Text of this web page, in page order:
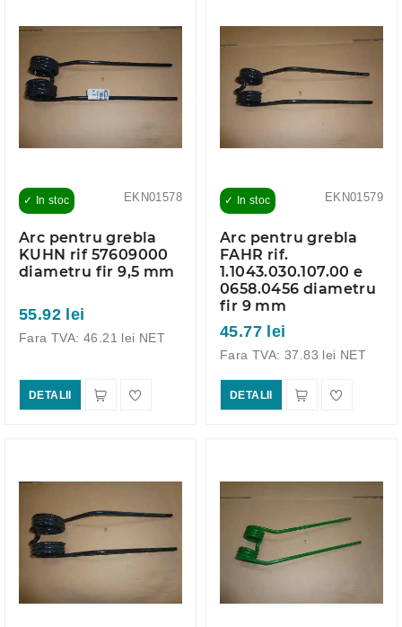
EKN01578
✓ In stoc
Arc pentru grebla
KUHN rif 57609000
diametru fir 9,5 mm
55.92 lei
Fara TVA: 46.21 lei NET
DETALII
EKN01579
✓ In stoc
Arc pentru grebla
FAHR rif.
1.1043.030.107.00 e
0658.0456 diametru
fir 9 mm
45.77 lei
Fara TVA: 37.83 lei NET
DETALII